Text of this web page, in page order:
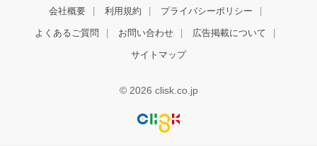
会社概要 利用規約 プライバシーポリシー
よくあるご質問 お問い合わせ 広告掲載について
サイトマップ
© 2026 clisk.co.jp